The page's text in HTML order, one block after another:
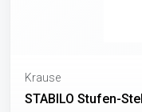
Krause
STABILO Stufen-